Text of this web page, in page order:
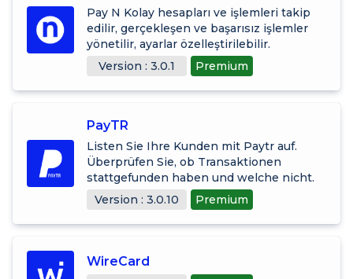
Pay N Kolay hesapları ve işlemleri takip
edilir, gerçekleşen ve başarısız işlemler
yönetilir, ayarlar özelleştirilebilir.
Version : 3.0.1
Premium
PayTR
Listen Sie Ihre Kunden mit Paytr auf.
Überprüfen Sie, ob Transaktionen
stattgefunden haben und welche nicht.
Version : 3.0.10
Premium
WireCard